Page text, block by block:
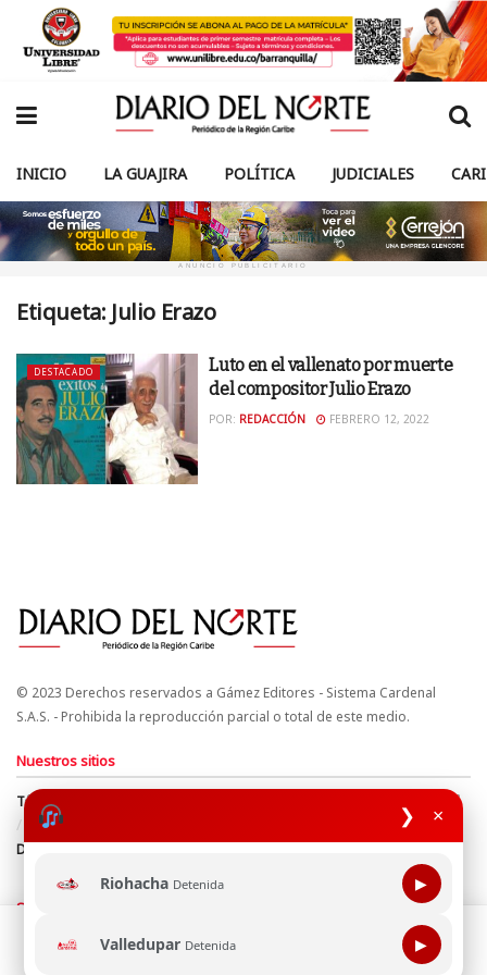
❯ ×
Riohacha Detenida ▶
Valledupar Detenida ▶
INICIO LA GUAJIRA POLÍTICA JUDICIALES
ANUNCIO PUBLICITARIO
Etiqueta: Julio Erazo
DESTACADO
Luto en el vallenato por muerte
del compositor Julio Erazo
POR: REDACCIÓN FEBRERO 12, 2022
© 2023 Derechos reservados a Gámez Editores - Sistema Cardenal
S.A.S. - Prohibida la reproducción parcial o total de este medio.
Nuestros sitios
Términos y Condiciones
Derechos de Autor y Propiedad Intelectual
Política de uso de cookies
Política de Tratamiento de Datos
Directrices Editoriales
Síguenos
Esta página web usa cookie para mejorar tu experiencia de
navegación, al continuar aceptas nuestra política de uso de